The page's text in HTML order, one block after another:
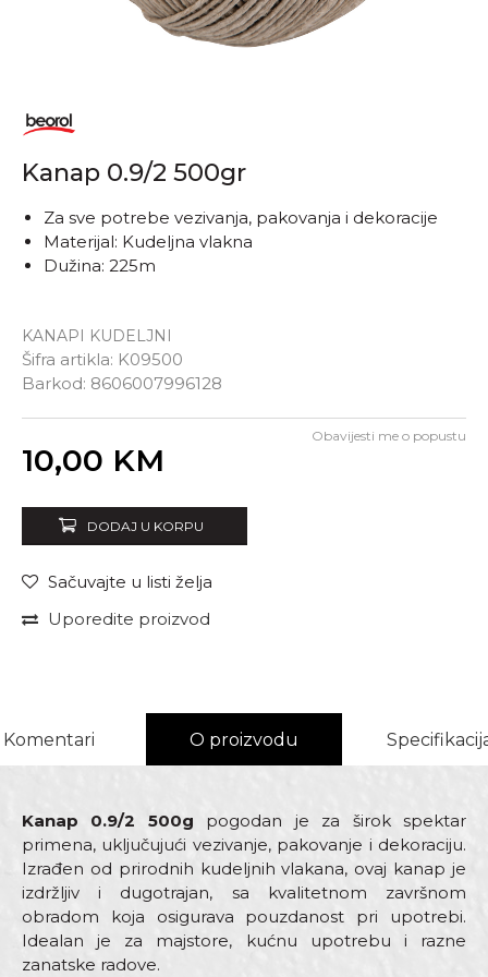
Kanap 0.9/2 500gr
KANAPI KUDELJNI
Šifra artikla: K09500
Barkod: 8606007996128
Za sve potrebe vezivanja, pakovanja i dekoracije
Materijal: Kudeljna vlakna
Dužina: 225m
10,00 KM
Obavijesti me o popustu
DODAJ U KORPU
Sačuvajte u listi želja
Uporedite proizvod
Komentari O proizvodu
Kanap 0.9/2 500g pogodan je za širok spektar
primena, uključujući vezivanje, pakovanje i dekoraciju.
Izrađen od prirodnih kudeljnih vlakana, ovaj kanap je
izdržljiv i dugotrajan, sa kvalitetnom završnom
obradom koja osigurava pouzdanost pri upotrebi.
Idealan je za majstore, kućnu upotrebu i razne
zanatske radove.